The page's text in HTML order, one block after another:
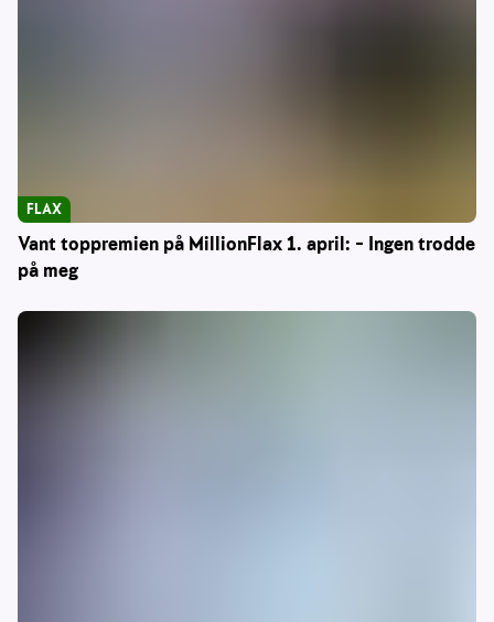
Vant toppremien på MillionFlax 1. april: – Ingen trodde
på meg
FLAX